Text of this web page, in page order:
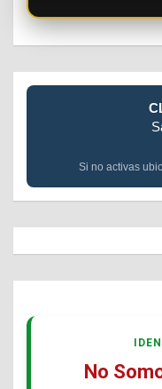
Si no activas
No